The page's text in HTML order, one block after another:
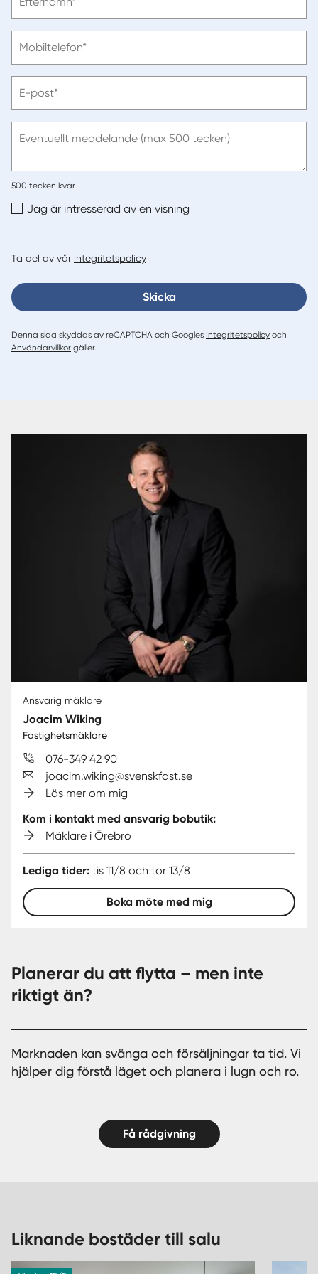
ange
ange
Mobiltelefon*
ange
post
E-post*
Eventuellt meddelande (max 500 tecken)
500 tecken kvar
Jag är intresserad av en visning
Ta del av vår integritetspolicy
Skicka
Denna sida skyddas av reCAPTCHA och Googles Integritetspolicy och
Användarvillkor gäller.
Ansvarig mäklare
Joacim Wiking
Fastighetsmäklare
076-349 42 90
joacim.wiking@svenskfast.se
Läs mer om mig
Kom i kontakt med ansvarig bobutik:
Mäklare i Örebro
Lediga tider: tis 11/8 och tor 13/8
Boka möte med mig
Planerar du att flytta – men inte
riktigt än?
Marknaden kan svänga och försäljningar ta tid. Vi
hjälper dig förstå läget och planera i lugn och ro.
Få rådgivning
Liknande bostäder till salu